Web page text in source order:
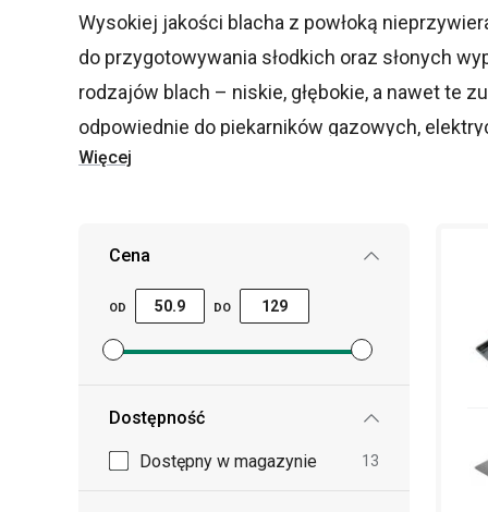
Wysokiej jakości blacha z powłoką
do przygotowywania słodkich oraz słonych
rodzajów blach – niskie, głębokie, a nawet te
odpowiednie do piekarników gazowych,
Więcej
Cena
OD DO
Ustaw filtr ceny minimalnej
Ustaw filtr ceny maksymalnej
Dostępność
Dostępny w magazynie 13